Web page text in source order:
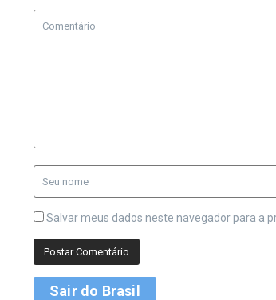
Salvar meus dados neste navegador para a
Sair do Brasil